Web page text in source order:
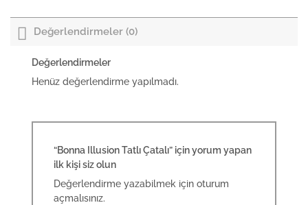
Değerlendirmeler (0)
Değerlendirmeler
Henüz değerlendirme yapılmadı.
“Bonna Illusion Tatlı Çatalı” için yorum yapan
ilk kişi siz olun
Değerlendirme yazabilmek içinoturum
açmalısınız.